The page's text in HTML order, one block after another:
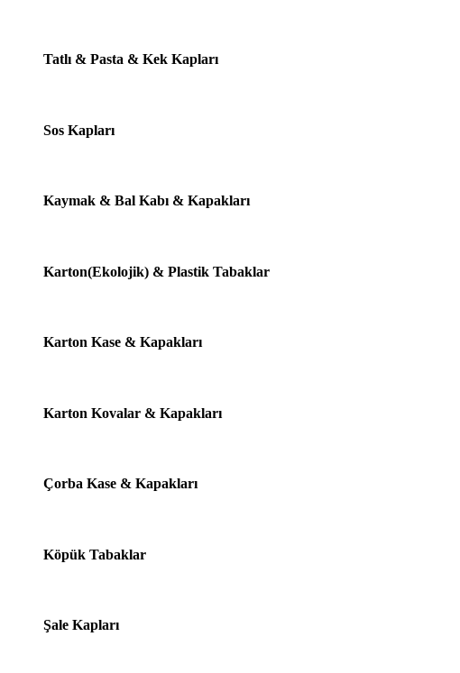
Tatlı & Pasta & Kek Kapları
Sos Kapları
Kaymak & Bal Kabı & Kapakları
Karton(Ekolojik) & Plastik Tabaklar
Karton Kase & Kapakları
Karton Kovalar & Kapakları
Çorba Kase & Kapakları
Köpük Tabaklar
Şale Kapları